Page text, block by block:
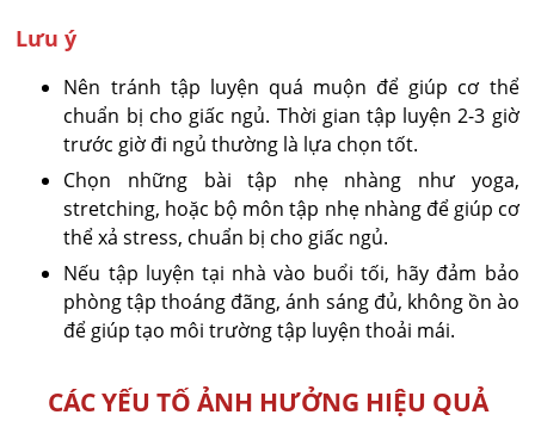
Lưu ý
Nên tránh tập luyện quá muộn để giúp cơ thể
chuẩn bị cho giấc ngủ. Thời gian tập luyện 2-3 giờ
trước giờ đi ngủ thường là lựa chọn tốt.
Chọn những bài tập nhẹ nhàng như yoga,
stretching, hoặc bộ môn tập nhẹ nhàng để giúp cơ
thể xả stress, chuẩn bị cho giấc ngủ.
Nếu tập luyện tại nhà vào buổi tối, hãy đảm bảo
phòng tập thoáng đãng, ánh sáng đủ, không ồn ào
để giúp tạo môi trường tập luyện thoải mái.
CÁC YẾU TỐ ẢNH HƯỞNG HIỆU QUẢ